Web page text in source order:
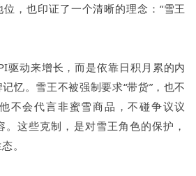
，也印证了一个清晰的理念：“雪王
驱动来增长，而是依靠日积月累的内
忆。雪王不被强制要求“带货”，也不
不会代言非蜜雪商品，不碰争议议
这些克制，是对雪王角色的保护，
。